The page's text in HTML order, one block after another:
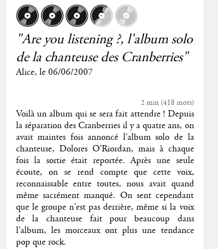
"Are you listening ?, l'album solo
de la chanteuse des Cranberries"
Alice, le 06/06/2007
2 min(418 mots)
Voilà un album qui se sera fait attendre ! Depuis
la séparation des Cranberries il y a quatre ans, on
avait maintes fois annoncé l'album solo de la
chanteuse, Dolores O'Riordan, mais à chaque
fois la sortie était reportée. Après une seule
écoute, on se rend compte que cette voix,
reconnaissable entre toutes, nous avait quand
même sacrément manqué. On sent cependant
que le groupe n'est pas derrière, même si la voix
de la chanteuse fait pour beaucoup dans
l'album, les morceaux ont plus une tendance
pop que rock.